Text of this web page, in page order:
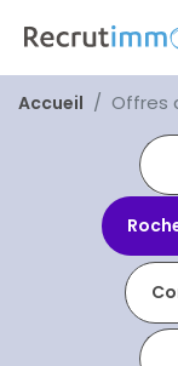
Accueil Offres